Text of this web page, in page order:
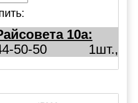
10а:
1шт.,
50-50